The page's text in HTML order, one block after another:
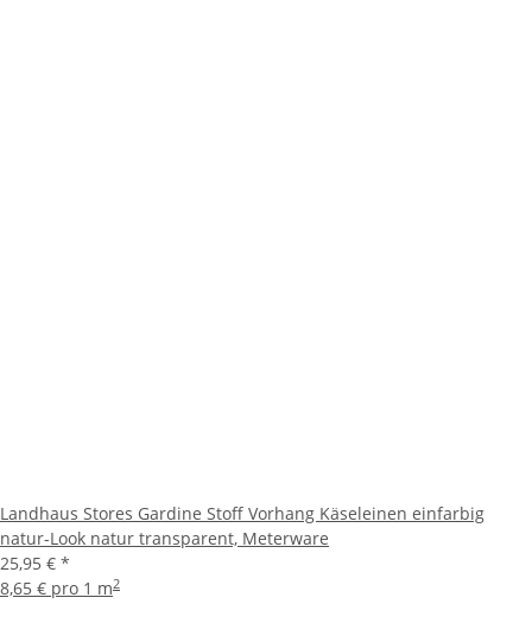
Landhaus Stores Gardine Stoff Vorhang Käseleinen einfarbig
natur-Look natur transparent, Meterware
25,95 € *
8,65 € pro 1 m2